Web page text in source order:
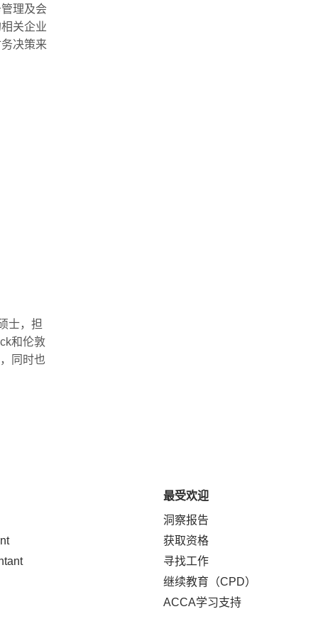
理及会
关企业
决策来
士，担
和伦敦
同时也
最受欢迎
洞察报告
获取资格
寻找工作
继续教育（CPD）
ACCA学习支持